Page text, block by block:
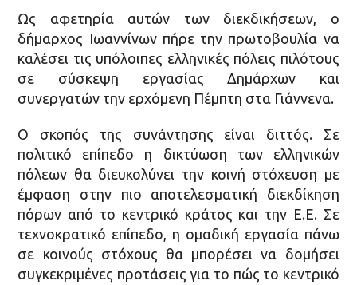
Ως αφετηρία αυτών των διεκδικήσεων, ο
δήμαρχος Ιωαννίνων πήρε την πρωτοβουλία να
καλέσει τις υπόλοιπες ελληνικές πόλεις πιλότους
σε σύσκεψη εργασίας Δημάρχων και
συνεργατών την ερχόμενη Πέμπτη στα Γιάννενα.
Ο σκοπός της συνάντησης είναι διττός. Σε
πολιτικό επίπεδο η δικτύωση των ελληνικών
πόλεων θα διευκολύνει την κοινή στόχευση με
έμφαση στην πιο αποτελεσματική διεκδίκηση
πόρων από το κεντρικό κράτος και την Ε.Ε. Σε
τεχνοκρατικό επίπεδο, η ομαδική εργασία πάνω
σε κοινούς στόχους θα μπορέσει να δομήσει
συγκεκριμένες προτάσεις για το πώς το κεντρικό